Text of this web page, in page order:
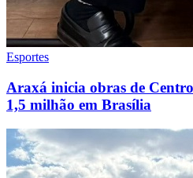
Esportes
Araxá inicia obras de
1,5 milhão em Brasília